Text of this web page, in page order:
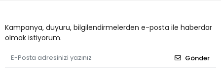
Kampanya, duyuru, bilgilendirmelerden e-posta ile haberdar
olmak istiyorum.
Gönder